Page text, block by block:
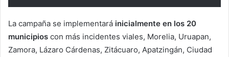
La campaña se implementará inicialmente en los 20
municipios con más incidentes viales, Morelia, Uruapan,
Zamora, Lázaro Cárdenas, Zitácuaro, Apatzingán, Ciudad